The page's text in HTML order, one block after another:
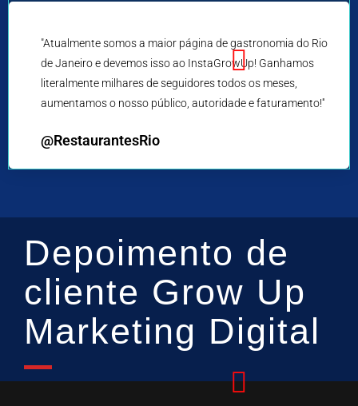
"Atualmente somos a maior página de gastronomia do Rio
de Janeiro e devemos isso ao InstaGrowUp! Ganhamos
literalmente milhares de seguidores todos os meses,
aumentamos o nosso público, autoridade e faturamento!''
@RestaurantesRio
Depoimento de
cliente Grow Up
Marketing Digital